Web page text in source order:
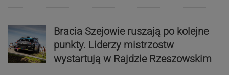
Bracia Szejowie ruszają po kolejne
punkty. Liderzy mistrzostw
wystartują w Rajdzie Rzeszowskim